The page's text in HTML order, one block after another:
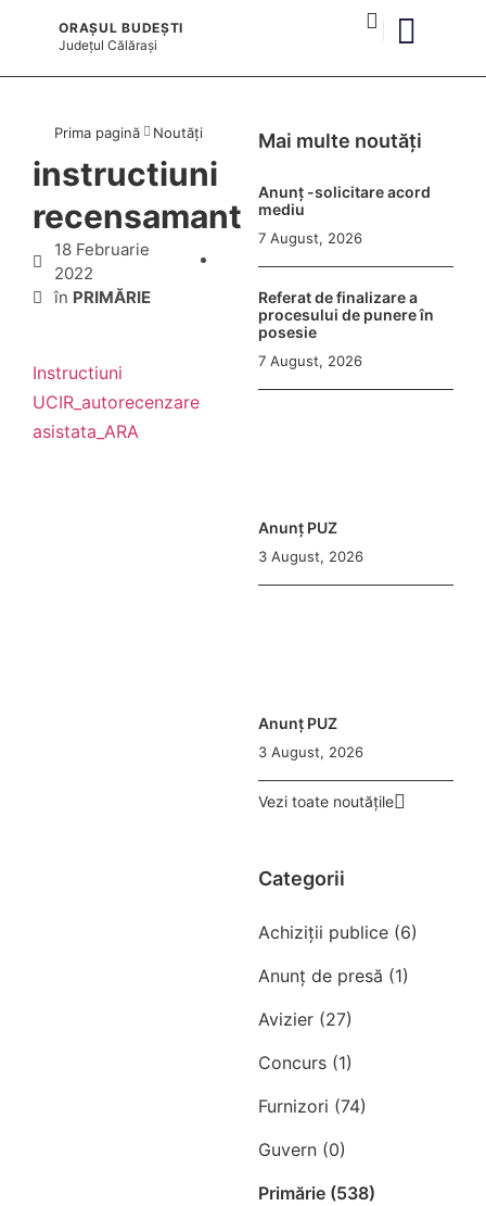
ORAȘUL BUDEȘTI
JudețulCălărași
Prima pagină Noutăți
instructiuni
recensamant
18 Februarie
2022
în PRIMĂRIE
Instructiuni
UCIR_autorecenzare
asistata_ARA
Mai multe noutăți
Anunț -solicitare acord
mediu
7 August, 2026
Referat de finalizare a
procesului de punere în
posesie
7 August, 2026
Anunț PUZ
3 August, 2026
Anunț PUZ
3 August, 2026
Vezi toate noutățile
Categorii
Achiziții publice (6)
Anunț de presă (1)
Avizier (27)
Concurs (1)
Furnizori (74)
Guvern (0)
Primărie (538)